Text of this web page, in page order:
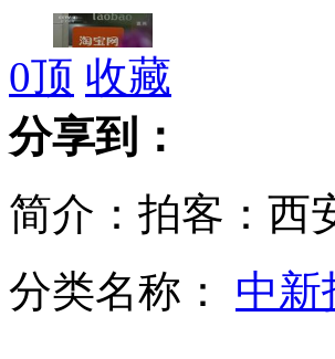
马云将辞去阿里巴巴集团CEO
日本防卫大臣要求那霸基地加强应对
0顶 收藏
分享到：
简介：拍客：西
分类名称： 中新